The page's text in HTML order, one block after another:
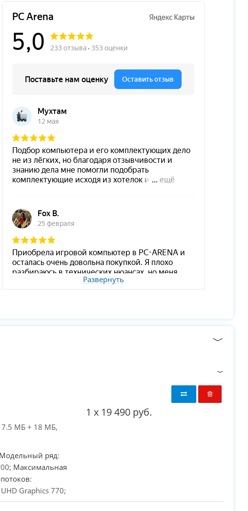
Развернуть
7.5 МБ + 18 МБ,
Модельный ряд:
Максимальная
:
Graphics 770;
1 x 19 490 руб.